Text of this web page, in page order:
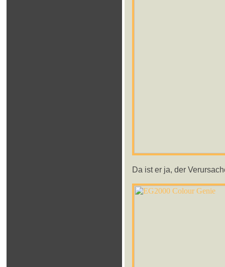
Da ist er ja, der